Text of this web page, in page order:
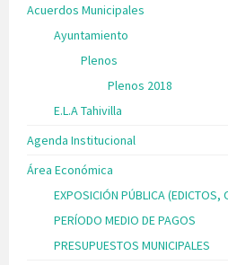
Acuerdos Municipales
Ayuntamiento
Plenos
Plenos 2018
E.L.A Tahivilla
Agenda Institucional
Área Económica
EXPOSICIÓN PÚBLICA
PERÍODO MEDIO DE PAGOS
PRESUPUESTOS MUNICIPALES